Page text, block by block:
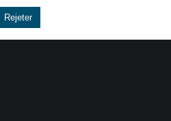
Rejeter